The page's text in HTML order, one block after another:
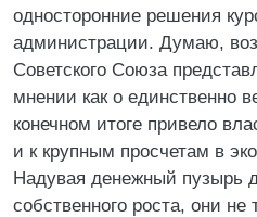
односторонние решения
администрации. Думаю,
Советского Союза
мнении как о единственно
конечном итоге привело
и к крупным просчетам в
Надувая денежный пузырь
собственного роста, они не